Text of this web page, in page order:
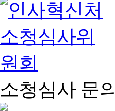
소청심사 문